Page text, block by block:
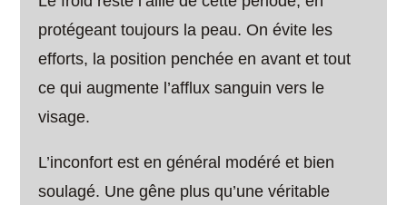
protégeant toujours la peau. On évite les
efforts, la position penchée en avant et tout
ce qui augmente l’afflux sanguin vers le
visage.
L’inconfort est en général modéré et bien
soulagé. Une gêne plus qu’une véritable